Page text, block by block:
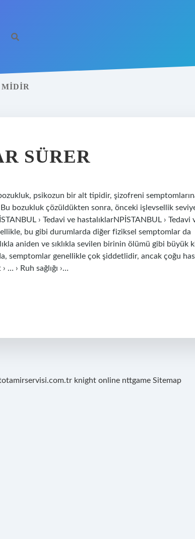
SÜRER
psikozun bir alt tipidir, şizofreni
bozukluk çözüldükten sonra, önceki işlevsellik
› Tedavi ve hastalıklarNPİSTANBUL › Tedavi
bu gibi durumlarda diğer fiziksel semptomlar da
aniden ve sıklıkla sevilen birinin ölümü gibi büyük
semptomlar genellikle çok şiddetlidir, ancak çoğu
… › Ruh sağlığı ›…
knight online nttgame Sitemap